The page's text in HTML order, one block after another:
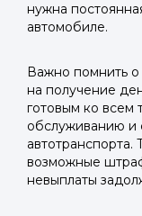
нужна
автомобиле.
Важно помнить
на получение
готовым ко всем
обслуживанию
возможные
невыплаты